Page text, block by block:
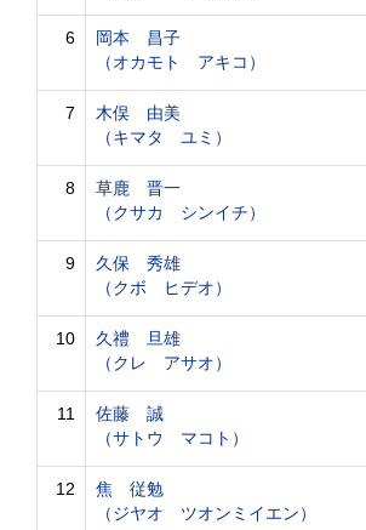
6
岡本 昌子
（オカモト アキコ）
7
木俣 由美
（キマタ ユミ）
8
草鹿 晋一
（クサカ シンイチ）
9
久保 秀雄
（クボ ヒデオ）
10
久禮 旦雄
（クレ アサオ）
11
佐藤 誠
（サトウ マコト）
12
焦 従勉
（ジヤオ ツオンミイエン）